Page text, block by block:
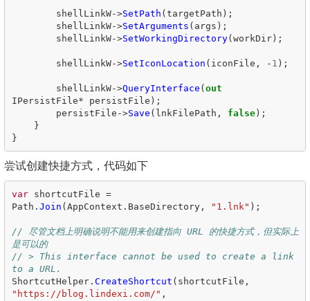
shellLinkW->SetPath (targetPath );
shellLinkW->SetArguments ( args );
shellLinkW->SetWorkingDirectory(workDir);
shellLinkW->SetIconLocation ( iconFile , - 1 );
shellLinkW->QueryInterface (out
IPersistFile* persistFile );
persistFile ->Save ( lnkFilePath , false);
}
}
尝试创建快捷方式，代码如下
var shortcutFile =
Path . Join (AppContext . BaseDirectory, "1.lnk" );
// 尽管文档上明确说明不能用来创建指向 URL 的快捷方式，但实际上
是可以的
// > This interface cannot be used to create a link
to a URL.
ShortcutHelper. CreateShortcut ( shortcutFile ,
"https://blog.lindexi.com/" ,